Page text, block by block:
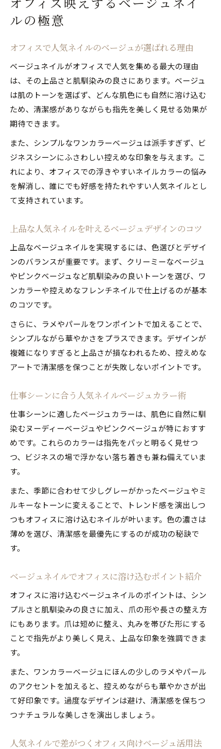
ルの極意
オフィスで人気ネイルのベージュが選ばれる理由
ベージュネイルがオフィスで人気を集める最大の理由
は、その上品さと肌馴染みの良さにあります。ベージュ
は肌のトーンを選ばず、どんな肌色にも自然に溶け込む
ため、清潔感がありながらも指先を美しく見せる効果が
期待できます。
また、シンプルなワンカラーベージュは派手すぎず、ビ
ジネスシーンにふさわしい控えめな印象を与えます。こ
れにより、オフィスでの浮きやすいネイルカラーの悩み
を解消し、誰にでも好感を持たれやすい人気ネイルとし
て支持されています。
上品な人気ネイルを叶えるベージュデザインのコツ
上品なベージュネイルを実現するには、色選びとデザイ
ンのバランスが重要です。まず、クリーミーなベージュ
やピンクベージュなど肌馴染みの良いトーンを選び、ワ
ンカラーや控えめなフレンチネイルで仕上げるのが基本
のコツです。
さらに、ラメやパールをワンポイントで加えることで、
シンプルながら華やかさをプラスできます。デザインが
複雑になりすぎると上品さが損なわれるため、控えめな
アートで清潔感を保つことが失敗しないポイントです。
仕事シーンに合う人気ネイルベージュカラー術
仕事シーンに適したベージュカラーは、肌色に自然に馴
染むヌーディーベージュやピンクベージュが特におすす
めです。これらのカラーは指先をパッと明るく見せつ
つ、ビジネスの場で浮かない落ち着きも兼ね備えていま
す。
また、季節に合わせて少しグレーがかったベージュやミ
ルキーなトーンに変えることで、トレンド感を演出しつ
つもオフィスに溶け込むネイルが叶います。色の濃さは
薄めを選び、清潔感を最優先にするのが成功の秘訣で
す。
ベージュネイルでオフィスに溶け込むポイント紹介
オフィスに溶け込むベージュネイルのポイントは、シン
プルさと肌馴染みの良さに加え、爪の形や長さの整え方
にもあります。爪は短めに整え、丸みを帯びた形にする
ことで指先がより美しく見え、上品な印象を強調できま
す。
また、ワンカラーベージュにほんの少しのラメやパール
のアクセントを加えると、控えめながらも華やかさが出
て好印象です。過度なデザインは避け、清潔感を保ちつ
つナチュラルな美しさを演出しましょう。
人気ネイルで差がつくオフィス向けベージュ活用法